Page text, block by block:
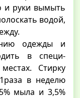
и руки вымыть
водой,
одежды и
в специ-
Стирку
в неделю
мыла и 3,5%